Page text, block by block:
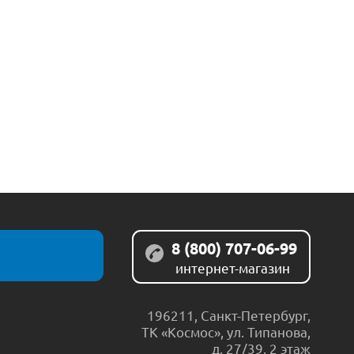
8 (800) 707-06-99
интернет-магазин
196211 Санкт-Петербург,
ТК «Космос», ул. Типанова,
д. 27/39, 2 этаж